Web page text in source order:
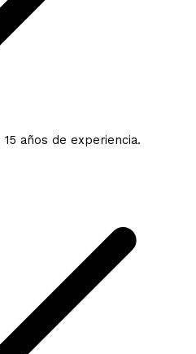
años de experiencia.